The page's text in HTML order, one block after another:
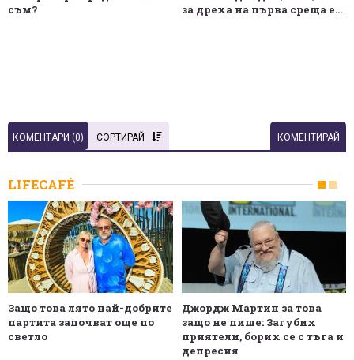
съм?
за дреха на първа среща е...
КОМЕНТАРИ (0) СОРТИРАЙ КОМЕНТИРАЙ
LIFECAFÉ
Защо това лято най-добрите
партита започват още по
светло
Джордж Мартин за това
защо не пише: Загубих
приятели, борих се с тъга и
депресия